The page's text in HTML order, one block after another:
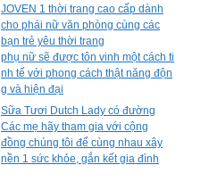
JOVEN 1 thời trang cao cấp dành
cho phái nữ văn phòng cùng các
bạn trẻ yêu thời trang
phụ nữ sẽ được tôn vinh một cách ti
nh tế với phong cách thật năng độn
g và hiện đại
Sữa Tươi Dutch Lady có đường
Các mẹ hãy tham gia với cộng
đồng chúng tôi để cùng nhau xây
nền 1 sức khỏe, gắn kết gia đình